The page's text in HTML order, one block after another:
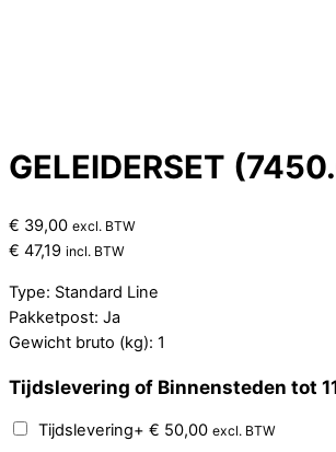
GELEIDERSET
€ 39,00 excl. BTW
€ 47,19 incl. BTW
Type: Standard Line
Pakketpost: Ja
Gewicht bruto (kg): 1
Tijdslevering of Binnensteden tot
Tijdslevering+ € 50,00 excl. BTW